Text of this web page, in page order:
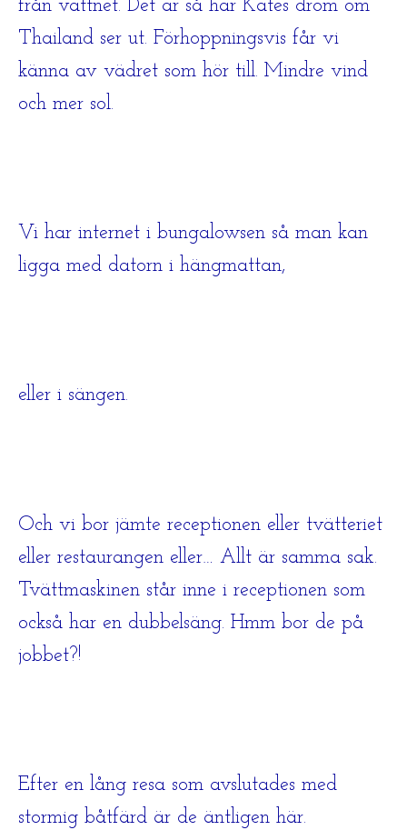
från vattnet. Det är så här Kates dröm om
Thailand ser ut. Förhoppningsvis får vi
känna av vädret som hör till. Mindre vind
och mer sol.
Vi har internet i bungalowsen så man kan
ligga med datorn i hängmattan,
eller i sängen.
Och vi bor jämte receptionen eller tvätteriet
eller restaurangen eller… Allt är samma sak.
Tvättmaskinen står inne i receptionen som
också har en dubbelsäng. Hmm bor de på
jobbet?!
Efter en lång resa som avslutades med
stormig båtfärd är de äntligen här.